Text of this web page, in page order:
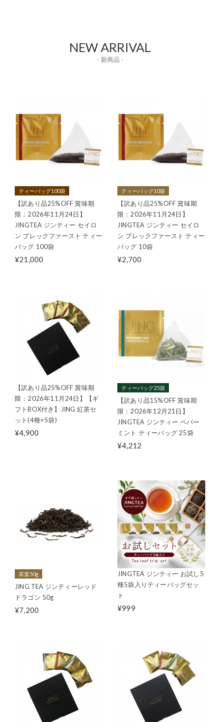
NEW ARRIVAL
- 新商品 -
ティーバッグ100袋
【訳あり品25%OFF 賞味期
限：2026年11月24日】
JINGTEA ジンティー セイロ
ン ブレックファースト ティー
バッグ 100袋
¥21,000
ティーバッグ10袋
【訳あり品25%OFF 賞味期
限：2026年11月24日】
JINGTEA ジンティー セイロ
ン ブレックファースト ティー
バッグ 10袋
¥2,700
【訳あり品25%OFF 賞味期
限：2026年11月24日】【ギ
フトBOX付き】JING 紅茶セ
ット(4種×5袋)
¥4,900
ティーバッグ25袋
【訳あり品15%OFF 賞味期
限：2026年12月21日】
JINGTEA ジンティー ペパー
ミント ティーバッグ 25袋
¥4,212
茶葉50g
JING TEA ジンティーレッド
ドラゴン 50g
¥7,200
JINGTEA ジンティー お試し5
種5袋入りティーバッグセッ
ト
¥999